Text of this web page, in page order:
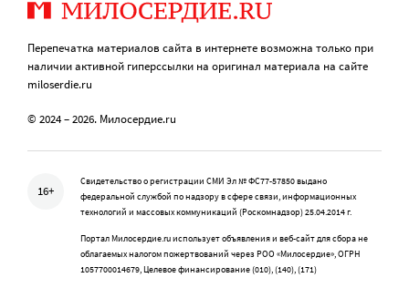
Перепечатка материалов сайта в интернете возможна только при
наличии активной гиперссылки на оригинал материала на сайте
miloserdie.ru
© 2024 – 2026. Милосердие.ru
16+
Свидетельство о регистрации СМИ Эл № ФС77-57850 выдано
федеральной службой по надзору в сфере связи, информационных
технологий и массовых коммуникаций (Роскомнадзор) 25.04.2014 г.
Портал Милосердие.ru использует объявления и веб-сайт для сбора не
облагаемых налогом пожертвований через РОО «Милосердие», ОГРН
1057700014679, Целевое финансирование (010), (140), (171)